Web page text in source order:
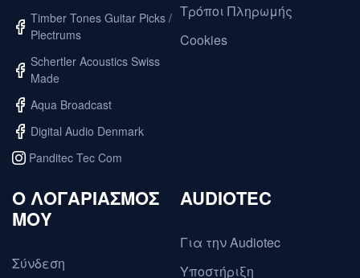
Timber Tones Guitar Picks /
Plectrums
Schertler Acoustics Swiss
Made
Aqua Broadcast
Digital Audio Denmark
Panditec Tec Com
Τρόποι Πληρωμής
Cookies
O ΛΟΓΑΡΙΑΣΜΟΣ
ΜΟΥ
Σύνδεση
AUDIOTEC
Για την Audiotec
Υποστήριξη